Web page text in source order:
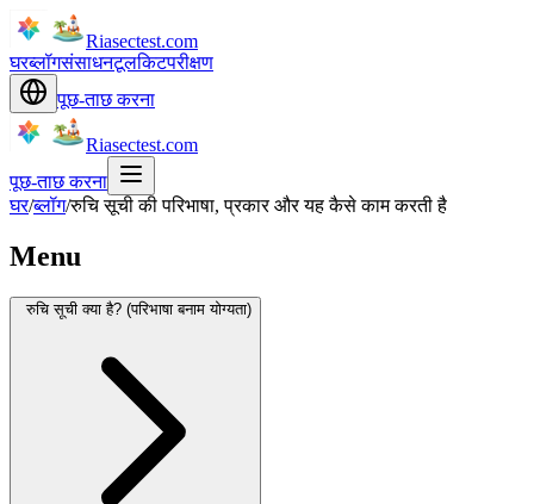
Riasectest.com
घरब्लॉगसंसाधनटूलकिटपरीक्षण
पूछ-ताछ करना
Riasectest.com
पूछ-ताछ करना
घर/ब्लॉग/रुचि सूची की परिभाषा, प्रकार और यह कैसे काम करती है
Menu
रुचि सूची क्या है? (परिभाषा बनाम योग्यता)